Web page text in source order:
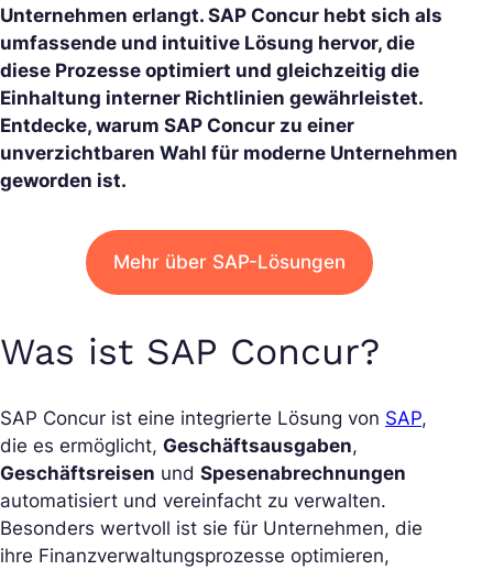
Unternehmen erlangt. SAP Concur hebt sich als
umfassende und intuitive Lösung hervor, die
diese Prozesse optimiert und gleichzeitig die
Einhaltung interner Richtlinien gewährleistet.
Entdecke, warum SAP Concur zu einer
unverzichtbaren Wahl für moderne Unternehmen
geworden ist.
Mehr über SAP-Lösungen
Was ist SAP Concur?
SAP Concur ist eine integrierte Lösung von SAP,
die es ermöglicht, Geschäftsausgaben,
Geschäftsreisen und Spesenabrechnungen
automatisiert und vereinfacht zu verwalten.
Besonders wertvoll ist sie für Unternehmen, die
ihre Finanzverwaltungsprozesse optimieren,